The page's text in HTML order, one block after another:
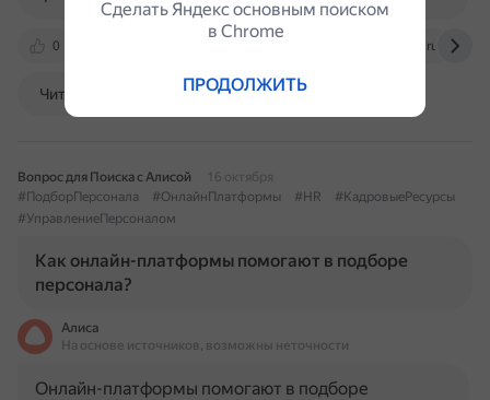
0 vc.ru
Читать далее
Вопрос для Поиска с Алисой
16 октября
#ПодборПерсонала
#ОнлайнПлатформы #HR
#КадровыеРесурсы
#УправлениеПерсоналом
Как онлайн-платформы помогают в подборе
персонала?
Алиса
На основе источников, возможны неточности
Онлайн-платформы помогают в подборе
Сделать Яндекс основным поиском
в Сhrome
ПРОДОЛЖИТЬ